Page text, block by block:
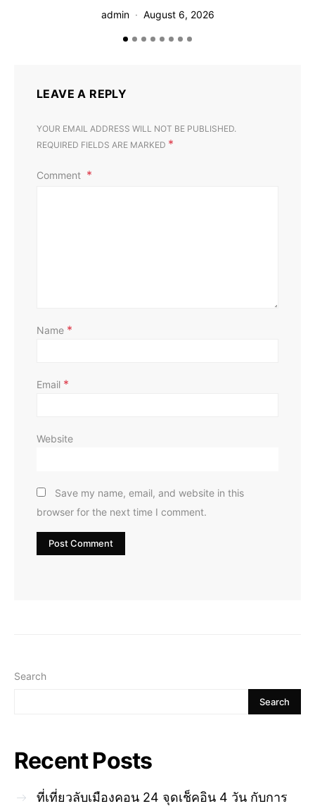
admin August 6, 2026
LEAVE A REPLY
YOUR EMAIL ADDRESS WILL NOT BE PUBLISHED.
REQUIRED FIELDS ARE MARKED *
Comment
Name *
Email *
Website
Save my name, email, and website in this
browser for the next time I comment.
Search
Search
Recent Posts
ที่เที่ยวลับเมืองคอน 24 จุดเช็คอิน 4 วัน กับการ